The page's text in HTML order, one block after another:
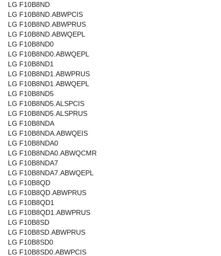
LG F10B8ND
LG F10B8ND.ABWPCIS
LG F10B8ND.ABWPRUS
LG F10B8ND.ABWQEPL
LG F10B8ND0
LG F10B8ND0.ABWQEPL
LG F10B8ND1
LG F10B8ND1.ABWPRUS
LG F10B8ND1.ABWQEPL
LG F10B8ND5
LG F10B8ND5.ALSPCIS
LG F10B8ND5.ALSPRUS
LG F10B8NDA
LG F10B8NDA.ABWQEIS
LG F10B8NDA0
LG F10B8NDA0.ABWQCMR
LG F10B8NDA7
LG F10B8NDA7.ABWQEPL
LG F10B8QD
LG F10B8QD.ABWPRUS
LG F10B8QD1
LG F10B8QD1.ABWPRUS
LG F10B8SD
LG F10B8SD.ABWPRUS
LG F10B8SD0
LG F10B8SD0.ABWPCIS